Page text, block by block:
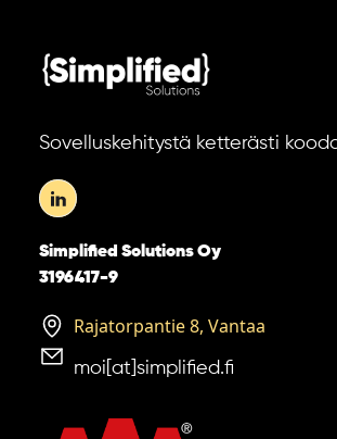
Sovelluskehitystä ketterästi
Simplified Solutions Oy
3196417-9
Rajatorpantie 8, Vantaa
moi[at]simplified.fi